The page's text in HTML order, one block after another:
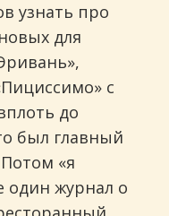
узнать про
для
с
до
был главный
«я
один журнал о